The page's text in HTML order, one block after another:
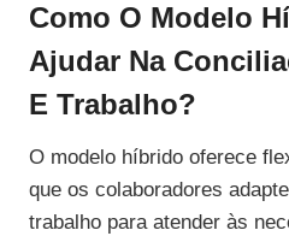
Como O Modelo
Ajudar Na
E Trabalho?
O modelo híbrido oferece
que os colaboradores
trabalho para atender às